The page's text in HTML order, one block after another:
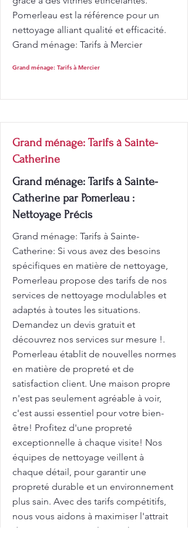
Pomerleau est la référence pour un
nettoyage alliant qualité et efficacité.
Grand ménage: Tarifs à Mercier
Grand ménage: Tarifs à Mercier
Grand ménage: Tarifs à Sainte-
Catherine
Grand ménage: Tarifs à Sainte-
Catherine par Pomerleau :
Nettoyage Précis
Grand ménage: Tarifs à Sainte-
Catherine: Si vous avez des besoins
spécifiques en matière de nettoyage,
Pomerleau propose des tarifs de nos
services de nettoyage modulables et
adaptés à toutes les situations.
Demandez un devis gratuit et
découvrez nos services sur mesure !.
Pomerleau établit de nouvelles normes
en matière de propreté et de
satisfaction client. Une maison propre
n'est pas seulement agréable à voir,
c'est aussi essentiel pour votre bien-
être! Profitez d'une propreté
exceptionnelle à chaque visite! Nos
équipes de nettoyage veillent à
chaque détail, pour garantir une
propreté durable et un environnement
plus sain. Avec des tarifs compétitifs,
nous vous aidons à maximiser l'attrait
de votre maison sur le marché